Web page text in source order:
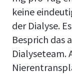
keine
der Dialyse.
Besprich das
Dialyseteam.